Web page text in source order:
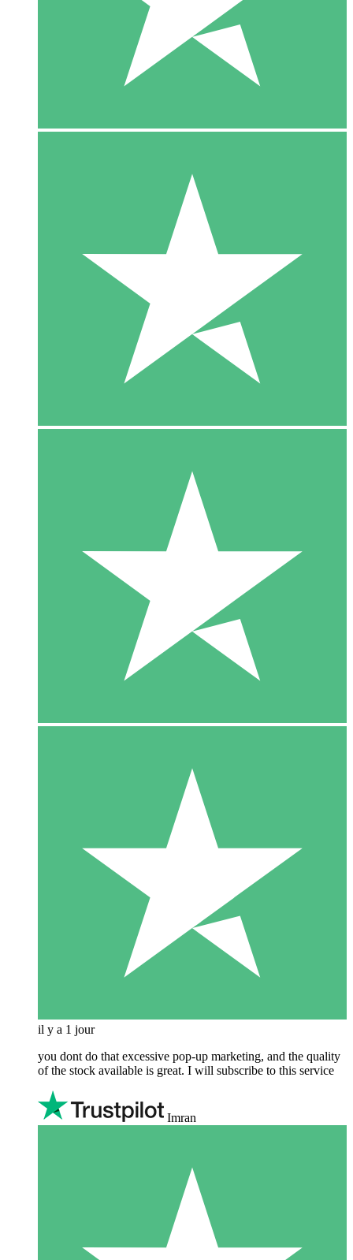
il y a 1 jour
you dont do that excessive pop-up marketing, and the quality
of the stock available is great. I will subscribe to this service
Imran